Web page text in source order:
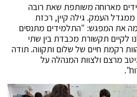
מארוחה משותפת שאת רובה
העמק. גילה קיין, רכזת
את המפגש: "התלמידים מתנסים
לקיים תקשורת מכבדת בין שתי
רקמת חיים של שלום ותקווה. תודה
מרצם ולצוות המנהלה על